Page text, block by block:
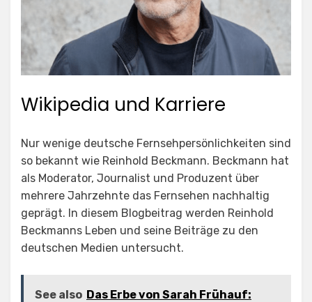
Wikipedia und Karriere
Nur wenige deutsche Fernsehpersönlichkeiten sind
so bekannt wie Reinhold Beckmann. Beckmann hat
als Moderator, Journalist und Produzent über
mehrere Jahrzehnte das Fernsehen nachhaltig
geprägt. In diesem Blogbeitrag werden Reinhold
Beckmanns Leben und seine Beiträge zu den
deutschen Medien untersucht.
See also Das Erbe von Sarah Frühauf: